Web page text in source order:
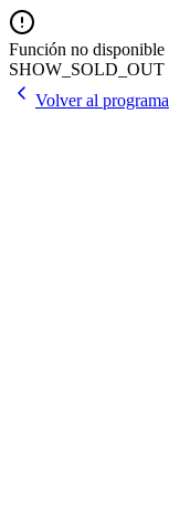
Función no disponible
SHOW_SOLD_OUT
Volver al programa